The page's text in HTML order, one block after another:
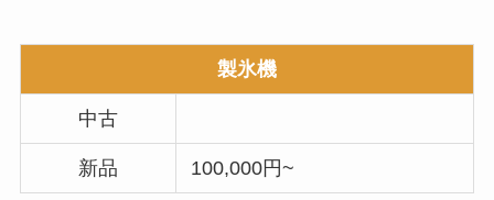
製氷機
中古
新品 100,000円~